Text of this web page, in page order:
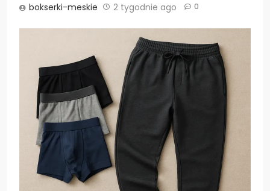
bokserki-meskie 2 tygodnie ago 0